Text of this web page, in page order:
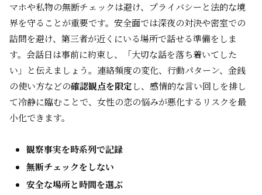
マホや私物の無断チェックは避け、プライバシーと法的な境
界を守ることが重要です。安全面では深夜の対決や密室での
詰問を避け、第三者が近くにいる場所で話せる準備をしま
す。会話日は事前に約束し、「大切な話を落ち着いてした
い」と伝えましょう。連絡頻度の変化、行動パターン、金銭
の使い方などの確認観点を限定し、感情的な言い回しを排し
て冷静に臨むことで、女性の恋の悩みが悪化するリスクを最
小化できます。
観察事実を時系列で記録
無断チェックをしない
安全な場所と時間を選ぶ